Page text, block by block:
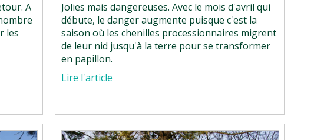
A
les
Jolies mais dangereuses. Avec le mois d'avril qui
débute, le danger augmente puisque c'est la
saison où les chenilles processionnaires migrent
de leur nid jusqu'à la terre pour se transformer
en papillon.
Lire l'article